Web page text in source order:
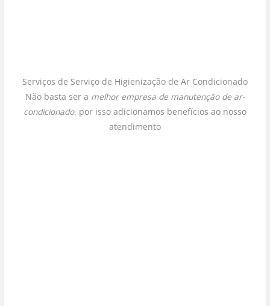
Serviços de Serviço de Higienização de Ar Condicionado
Não basta ser a melhor empresa de manutenção de ar-
condicionado, por isso adicionamos benefícios ao nosso
atendimento